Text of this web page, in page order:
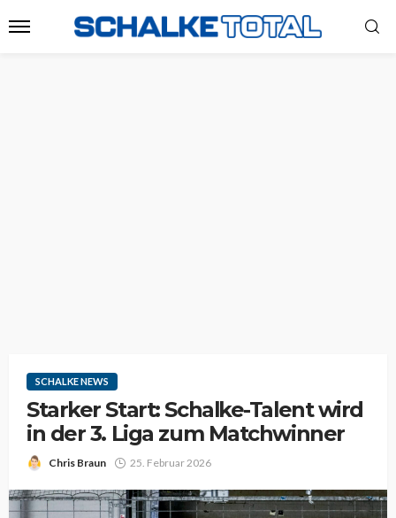
SCHALKE NEWS
Starker Start: Schalke-Talent wird
in der 3. Liga zum Matchwinner
Chris Braun 25. Februar 2026